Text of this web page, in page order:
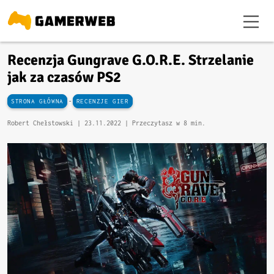
Recenzja Gungrave G.O.R.E. Strzelanie
jak za czasów PS2
STRONA GŁÓWNA - RECENZJE GIER
Robert Chełstowski | 23.11.2022 | Przeczytasz w 8 min.